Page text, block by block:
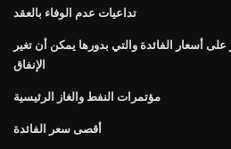
تداعيات عدم الوفاء بالعقد
على أسعار الفائدة والتي بدورها يمكن أن تغير
الإنفاق
مؤتمرات النفط والغاز الرئيسية
أقصى سعر الفائدة